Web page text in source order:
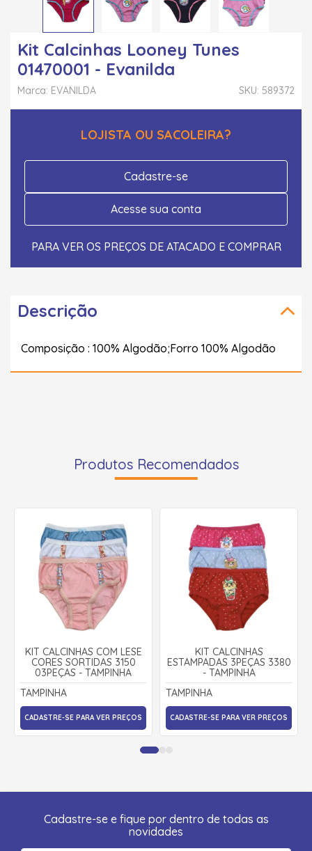
Kit Calcinhas Looney Tunes
01470001 - Evanilda
SKU: 589372
Marca: EVANILDA
LOJISTA OU SACOLEIRA?
Cadastre-se
Acesse sua conta
PARA VER OS PREÇOS DE ATACADO E COMPRAR
Descrição
Composição : 100% Algodão;Forro 100% Algodão
Produtos Recomendados
KIT CALCINHAS COM LESE
CORES SORTIDAS 3150
03PEÇAS - TAMPINHA
TAMPINHA
CADASTRE-SE PARA VER PREÇOS
KIT CALCINHAS
ESTAMPADAS 3PEÇAS 3380
- TAMPINHA
TAMPINHA
CADASTRE-SE PARA VER PREÇOS
Cadastre-se e fique por dentro de todas as
novidades